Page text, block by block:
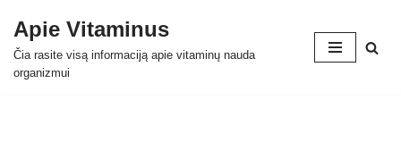
Skip
to
Apie Vitaminus
Čia rasite visą informaciją apie vitaminų nauda
organizmui